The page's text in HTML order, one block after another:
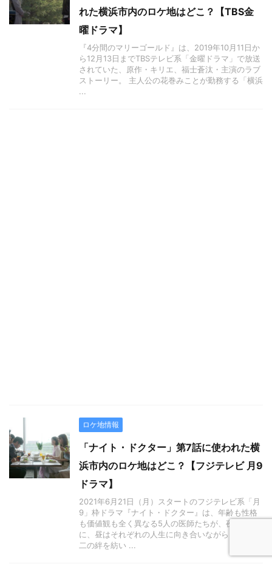
れた横浜市内のロケ地はどこ？【TBS金
曜ドラマ】
『4分間のマリーゴールド』は、2019年10月11日か
ら12月13日までTBSテレビ系「金曜ドラマ」で放送
されていた、原作・キリエ、福士蒼汰・主演のラブ
ストーリー。 主人公の花巻みことが勤務する「横浜
...
ロケ地情報
「ナイト・ドクター」第7話に使われた横
浜市内のロケ地はどこ？【フジテレビ 月9
ドラマ】
2021年6月21日（月）スタートのフジテレビ系「月
9」枠ドラマ『ナイト・ドクター』は、年齢も性格
も価値観も全く異なる5人の医師たちが、夜は命
に、昼はそれぞれの人生に向き合いながら、唯一無
二の絆を紡い ...